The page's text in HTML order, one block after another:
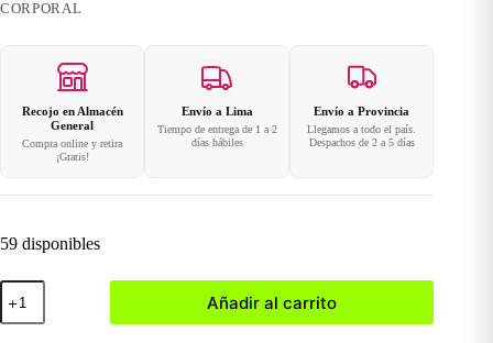
CORPORAL
Recojo en Almacén
General
Compra online y retira
¡Gratis!
Envío a Lima
Tiempo de entrega de 1 a 2
días hábiles
Envío a Provincia
Llegamos a todo el país.
Despachos de 2 a 5 días
59 disponibles
Crema
para
Manos
Añadir al carrito